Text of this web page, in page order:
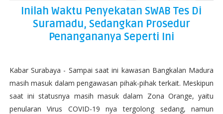
Inilah Waktu Penyekatan SWAB Tes Di
Suramadu, Sedangkan Prosedur
Penangananya Seperti Ini
Kabar Surabaya - Sampai saat ini kawasan Bangkalan Madura
masih masuk dalam pengawasan pihak-pihak terkait. Meskipun
saat ini statusnya masih masuk dalam Zona Orange, yaitu
penularan Virus COVID-19 nya tergolong sedang, namun